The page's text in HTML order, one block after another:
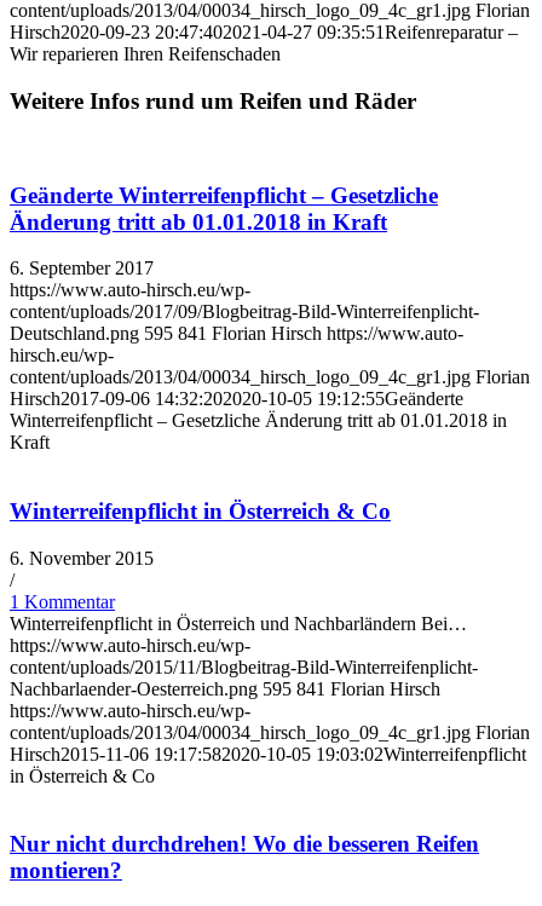
content/uploads/2013/04/00034_hirsch_logo_09_4c_gr1.jpg Florian
Hirsch2020-09-23 20:47:402021-04-27 09:35:51Reifenreparatur –
Wir reparieren Ihren Reifenschaden
Weitere Infos rund um Reifen und Räder
Geänderte Winterreifenpflicht – Gesetzliche
Änderung tritt ab 01.01.2018 in Kraft
6. September 2017
https://www.auto-hirsch.eu/wp-
content/uploads/2017/09/Blogbeitrag-Bild-Winterreifenplicht-
Deutschland.png 595 841 Florian Hirsch https://www.auto-
hirsch.eu/wp-
content/uploads/2013/04/00034_hirsch_logo_09_4c_gr1.jpg Florian
Hirsch2017-09-06 14:32:202020-10-05 19:12:55Geänderte
Winterreifenpflicht – Gesetzliche Änderung tritt ab 01.01.2018 in
Kraft
Winterreifenpflicht in Österreich & Co
6. November 2015
/
1 Kommentar
Winterreifenpflicht in Österreich und Nachbarländern Bei…
https://www.auto-hirsch.eu/wp-
content/uploads/2015/11/Blogbeitrag-Bild-Winterreifenplicht-
Nachbarlaender-Oesterreich.png 595 841 Florian Hirsch
https://www.auto-hirsch.eu/wp-
content/uploads/2013/04/00034_hirsch_logo_09_4c_gr1.jpg Florian
Hirsch2015-11-06 19:17:582020-10-05 19:03:02Winterreifenpflicht
in Österreich & Co
Nur nicht durchdrehen! Wo die besseren Reifen
montieren?